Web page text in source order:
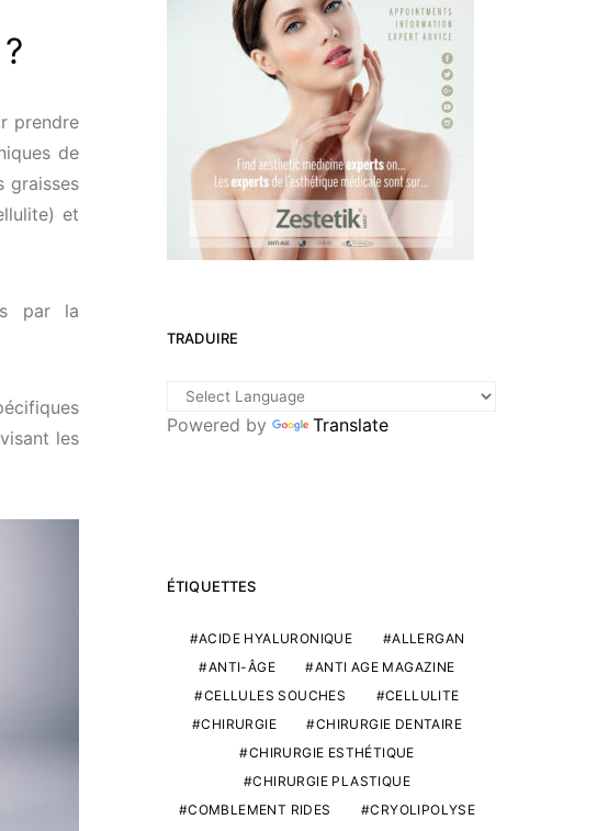
prendre
de
graisses
et
par la
les
TRADUIRE
Powered by Translate
ÉTIQUETTES
ACIDE HYALURONIQUE
ALLERGAN
ANTI-ÂGE
ANTI AGE MAGAZINE
CELLULES SOUCHES
CELLULITE
CHIRURGIE
CHIRURGIE DENTAIRE
CHIRURGIE ESTHÉTIQUE
CHIRURGIE PLASTIQUE
COMBLEMENT RIDES
CRYOLIPOLYSE